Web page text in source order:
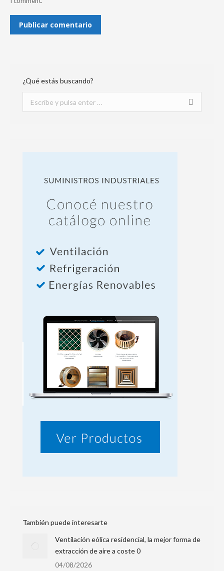
Publicar comentario
¿Qué estás buscando?
También puede interesarte
Ventilación eólica residencial, la mejor forma de
extracción de aire a coste 0
04/08/2026